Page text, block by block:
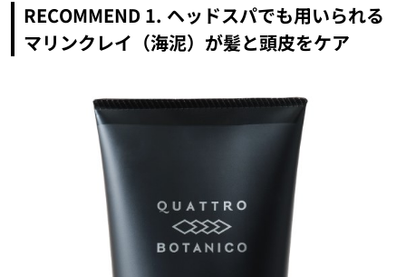
RECOMMEND 1. ヘッドスパでも用いられる
マリンクレイ（海泥）が髪と頭皮をケア